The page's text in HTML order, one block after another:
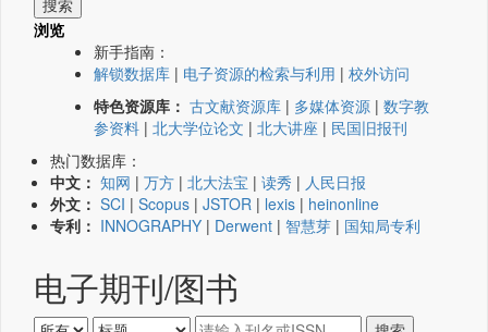
浏览
新手指南：
解锁数据库 | 电子资源的检索与利用 | 校外访问
特色资源库： 古文献资源库 | 多媒体资源 | 数字教
参资料 | 北大学位论文 | 北大讲座 | 民国旧报刊
热门数据库：
中文： 知网 | 万方 | 北大法宝 | 读秀 | 人民日报
外文： SCI | Scopus | JSTOR | lexis | heinonline
专利： INNOGRAPHY | Derwent | 智慧芽 | 国知局专利
电子期刊/图书